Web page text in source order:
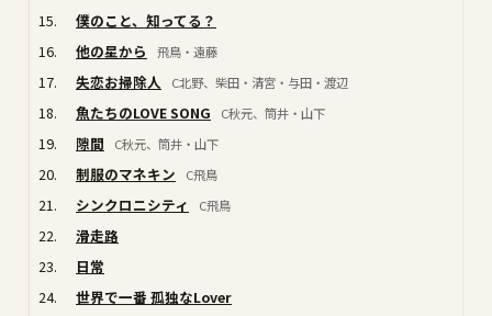
15.
僕のこと、知ってる？
16.
他の星から 飛鳥・遠藤
17. 失恋お掃除人 C北野、柴田・清宮・与田・渡辺
18. 魚たちのLOVE SONG C秋元、筒井・山下
19. 隙間 C秋元、筒井・山下
20. 制服のマネキン C飛鳥
21. シンクロニシティ C飛鳥
22.
滑走路
23.
日常
24.
世界で一番 孤独なLover